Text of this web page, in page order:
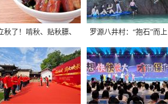
秋了！啃秋、贴秋膘、
秋，福建人这样过才够
→
罗源八井村：“抱石”而上